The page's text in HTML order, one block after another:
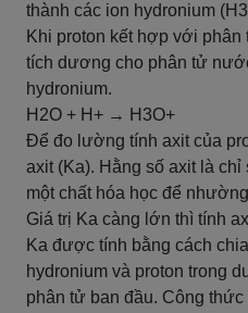
thành các ion hydronium
Khi proton kết hợp với
tích dương cho phân tử
hydronium.
H2O + H+ → H3O+
Để đo lường tính axit của
axit (Ka). Hằng số axit là
một chất hóa học để
Giá trị Ka càng lớn thì tính
Ka được tính bằng cách
hydronium và proton trong
phân tử ban đầu. Công